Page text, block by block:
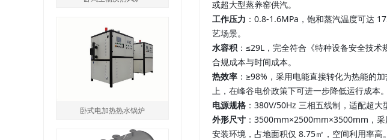
或超大型蒸养窑供汽。
工作压力 ：0.8-1.6MPa，饱和蒸汽温度可达
艺场景。
水容积 ：≤29L，完全符合《特种设备安全技
合规成本与时间成本。
热效率 ：≥98%，采用电能直接转化为热能的
上，在峰谷电价政策下可进一步降低运行成本。
电源规格 ：380V/50Hz 三相五线制，适配超
外形尺寸 ：3500mm×2500mm×3500mm，
安装环境，占地面积仅 8.75㎡，空间利用率高。
卧式电加热热水锅炉